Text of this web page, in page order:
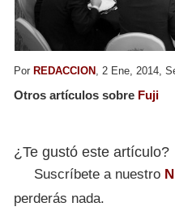
Por REDACCION , 2 Ene, 2014,
Otros artículos sobre Fuji
¿Te gustó este artículo?
Suscríbete a nuestro
perderás nada.